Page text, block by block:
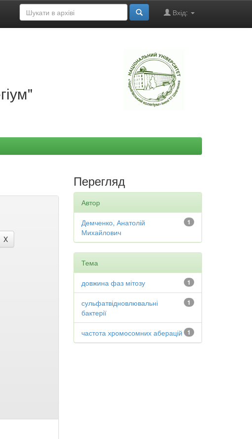
Вхід:
Перегляд
Автор
1
Демченко, Анатолій
Михайлович
Тема
1
довжина фаз мітозу
1
сульфатвідновлювальні
бактерії
1
частота хромосомних аберацій